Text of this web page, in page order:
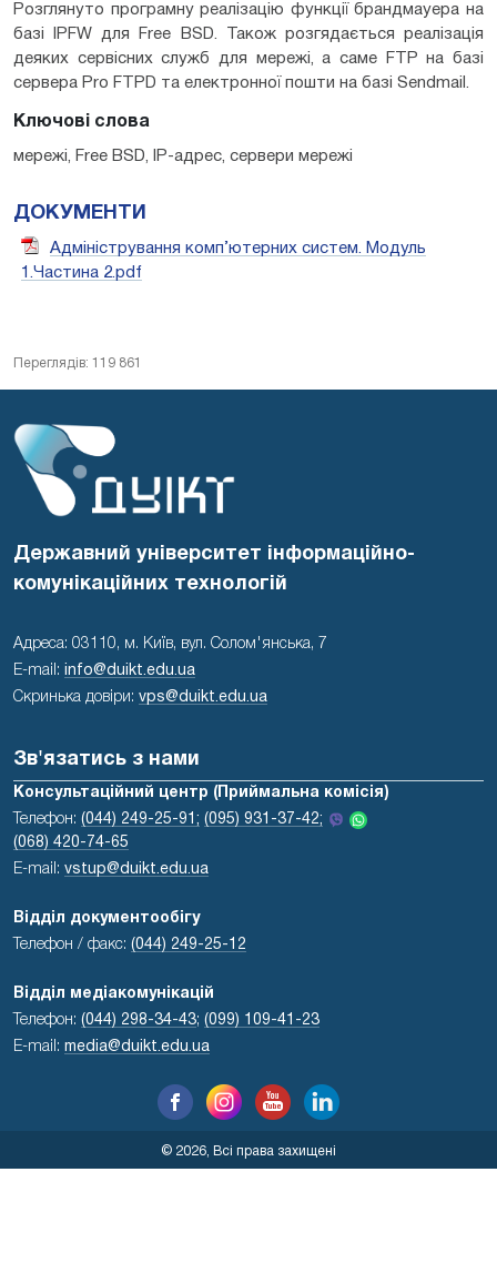
Розглянуто програмну реалізацію функції брандмауера на
базі IPFW для Free BSD. Також розгядається реалізація
деяких сервісних служб для мережі, а саме FTP на базі
сервера Pro FTPD та електронної пошти на базі Sendmail.
Ключові слова
мережі, Free BSD, ІР-адрес, сервери мережі
ДОКУМЕНТИ
Адміністрування комп’ютерних систем. Модуль
1.Частина 2.pdf
Переглядів: 119 861
Державний університет інформаційно-
комунікаційних технологій
Адреса: 03110, м. Київ, вул. Солом'янська, 7
E-mail:
info@duikt.edu.ua
Скринька довіри: vps@duikt.edu.ua
Зв'язатись з нами
Консультаційний центр (Приймальна комісія)
Телефон: (044) 249-25-91; (095) 931-37-42;
(068) 420-74-65
E-mail: vstup@duikt.edu.ua
Відділ документообігу
Телефон / факс: (044) 249-25-12
Відділ медіакомунікацій
Телефон: (044) 298-34-43; (099) 109-41-23
E-mail: media@duikt.edu.ua
© 2026, Всі права захищені